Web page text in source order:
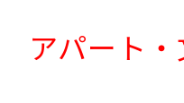
アパート